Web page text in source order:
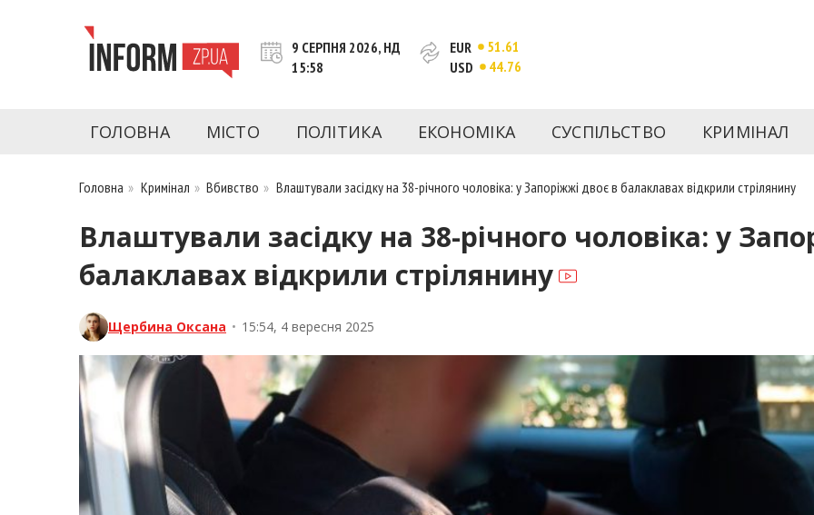
INFORM.ZP.UA – це інформаційний портал та веб-сайт новин міста Запоріжжя. Кожен день ми
Запоріжжя та Запорізької області на день. Інформація та особи Запоріжжя. INFORM.ZP.UA публікує
9 СЕРПНЯ 2026, НД
15:58
EUR
51.61
USD
44.76
ГОЛОВНА МІСТО ПОЛІТИКА ЕКОНОМІКА СУСПІЛЬСТВО КРИМІНАЛ
Головна » Кримінал »Вбивство » Влаштували засідку на 38-річного чоловіка: у Запоріжжі двоє в балаклавах відкрили стрілянину
Влаштували засідку на 38-річного чоловіка: у
балаклавах відкрили стрілянину
Щербина Оксана • 15:54, 4 вересня 2025